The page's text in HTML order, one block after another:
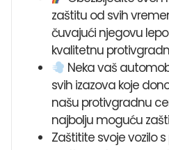
zaštitu od svih
čuvajući njegovu
kvalitetnu
Neka vaš
svih izazova koje
našu protivgradnu
najbolju moguću
Zaštitite svoje vozilo